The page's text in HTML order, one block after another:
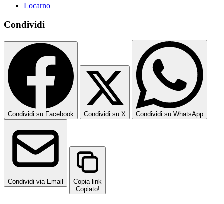
Locarno
Condividi
Condividi su Facebook Condividi su X Condividi su WhatsApp
Condividi via Email
Copia link
Copiato!